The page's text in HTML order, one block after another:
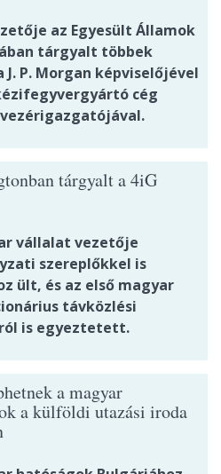
az Egyesült Államok
tárgyalt többek
P. Morgan képviselőjével
cég
tárgyalt a 4iG
vállalat vezetője
szereplőkkel is
ült, és az első magyar
távközlési
is egyeztetett.
a magyar
a külföldi utazási iroda